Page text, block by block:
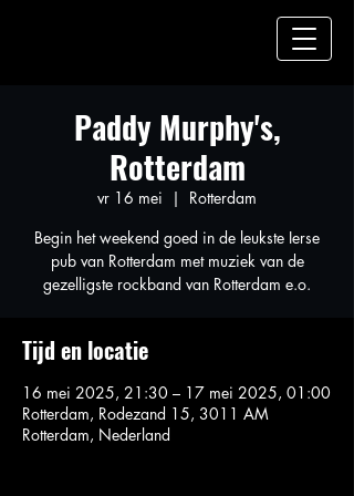
Paddy Murphy's,
Rotterdam
vr 16 mei
  |
Rotterdam
Begin het weekend goed in de leukste Ierse
pub van Rotterdam met muziek van de
gezelligste rockband van Rotterdam e.o.
Tijd en locatie
16 mei 2025, 21:30 – 17 mei 2025, 01:00
Rotterdam, Rodezand 15, 3011 AM
Rotterdam, Nederland